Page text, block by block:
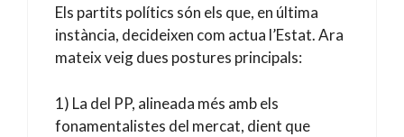
Els partits polítics són els que, en última
instància, decideixen com actua l’Estat. Ara
mateix veig dues postures principals:
1) La del PP, alineada més amb els
fonamentalistes del mercat, dient que